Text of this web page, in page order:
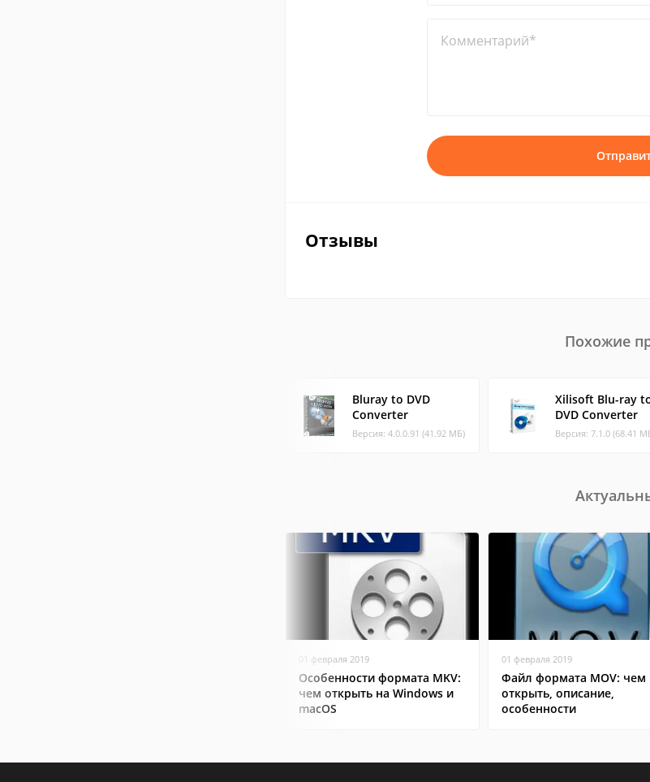
Комментарий*
Отзывы
Похожие
Bluray to DVD
Converter
Версия: 4.0.0.91 (41.92 МБ)
Xilisoft Blu-ray
DVD Converter
Версия: 7.1.0 (68.41
01 февраля 2019
Особенности формата MKV:
чем открыть на Windows и
macOS
01 февраля 2019
Файл формата MOV: чем
открыть, описание,
особенности